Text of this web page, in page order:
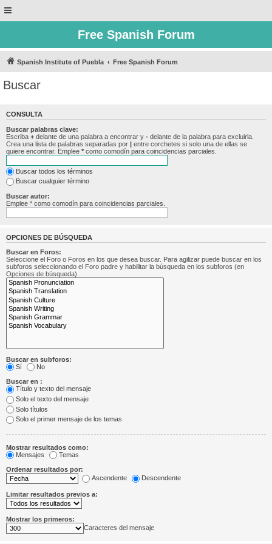
Free Spanish Forum
Spanish Institute of Puebla Free Spanish Forum
Buscar
CONSULTA
Buscar palabras clave:
Escriba + delante de una palabra a encontrar y - delante de la palabra para excluirla.
Crea una lista de palabras separadas por | entre corchetes si solo una de ellas se
quiere encontrar. Emplee * como comodín para coincidencias parciales.
Buscar todos los términos
Buscar cualquier término
Buscar autor:
Emplee * como comodín para coincidencias parciales.
OPCIONES DE BÚSQUEDA
Buscar en Foros:
Seleccione el Foro o Foros en los que desea buscar. Para agilizar puede buscar en los
subforos seleccionando el Foro padre y habilitar la búsqueda en los subforos (en
Opciones de búsqueda).
Buscar en subforos:
Sí
No
Buscar en :
Título y texto del mensaje
Solo el texto del mensaje
Solo títulos
Solo el primer mensaje de los temas
Mostrar resultados como:
Mensajes
Temas
Ordenar resultados por:
Ascendente
Descendente
Limitar resultados previos a:
Mostrar los primeros:
Caracteres del mensaje